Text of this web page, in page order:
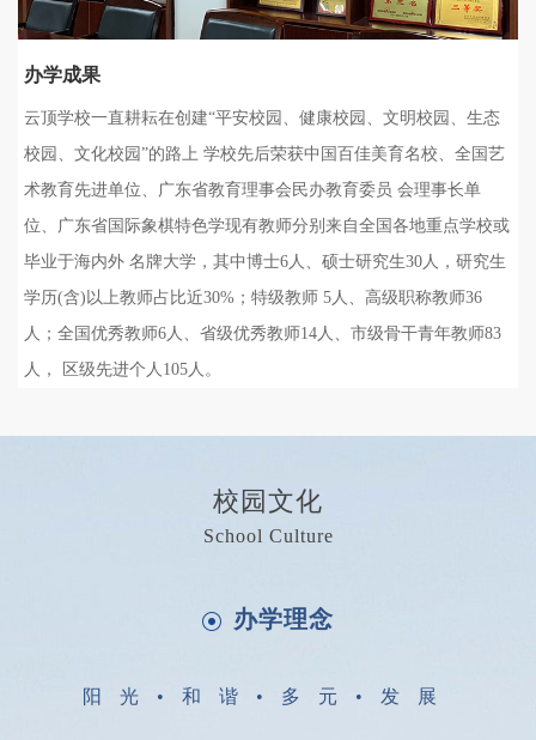
办学成果
云顶学校一直耕耘在创建“平安校园、健康校园、文明校园、生态
校园、文化校园”的路上 学校先后荣获中国百佳美育名校、全国艺
术教育先进单位、广东省教育理事会民办教育委员 会理事长单
位、广东省国际象棋特色学现有教师分别来自全国各地重点学校或
毕业于海内外 名牌大学，其中博士6人、硕士研究生30人，研究生
学历(含)以上教师占比近30%；特级教师 5人、高级职称教师36
人；全国优秀教师6人、省级优秀教师14人、市级骨干青年教师83
人， 区级先进个人105人。
校园文化
School Culture
办学理念
阳光•和谐•多元•发展